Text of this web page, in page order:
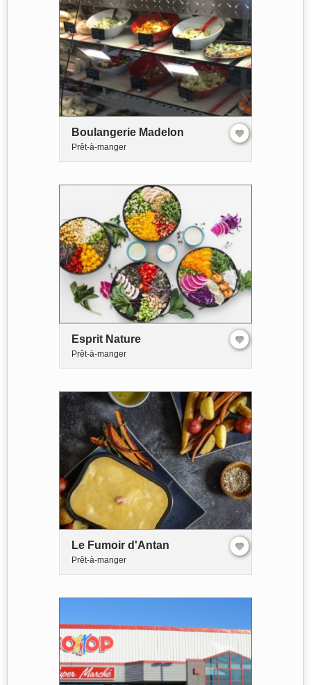
Boulangerie Madelon
Prêt-à-manger
Esprit Nature
Prêt-à-manger
Le Fumoir d'Antan
Prêt-à-manger